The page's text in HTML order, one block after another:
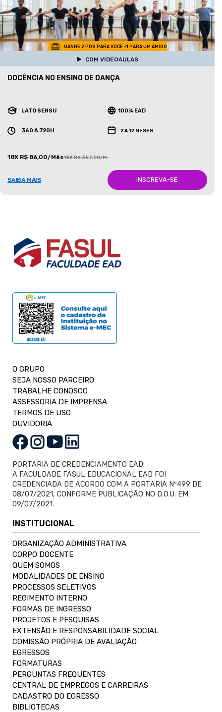
GANHE 2 POS PARA VOCE +1 PARA UM AMIGO
COM VIDEOAULAS
DOCÊNCIA NO ENSINO DE DANÇA
LATO SENSU 100% EAD
360 A 720H 2 A 12 MESES
18X R$ 86,00/Mês18X R$ 387,00/Mês
SAIBA MAIS INSCREVA-SE
O GRUPO
SEJA NOSSO PARCEIRO
TRABALHE CONOSCO
ASSESSORIA DE IMPRENSA
TERMOS DE USO
OUVIDORIA
PORTARIA DE CREDENCIAMENTO EAD:
A FACULDADE FASUL EDUCACIONAL EAD FOI
CREDENCIADA DE ACORDO COM A PORTARIA Nº499 DE
08/07/2021, CONFORME PUBLICAÇÃO NO D.O.U. EM
09/07/2021.
INSTITUCIONAL
ORGANIZAÇÃO ADMINISTRATIVA
CORPO DOCENTE
QUEM SOMOS
MODALIDADES DE ENSINO
PROCESSOS SELETIVOS
REGIMENTO INTERNO
FORMAS DE INGRESSO
PROJETOS E PESQUISAS
EXTENSÃO E RESPONSABILIDADE SOCIAL
COMISSÃO PRÓPRIA DE AVALIAÇÃO
EGRESSOS
FORMATURAS
PERGUNTAS FREQUENTES
CENTRAL DE EMPREGOS E CARREIRAS
CADASTRO DO EGRESSO
BIBLIOTECAS